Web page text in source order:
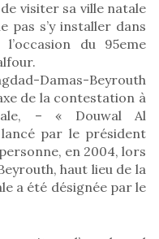
visiter sa ville natale
pas s’y installer dans
du 95eme
Damas-Beyrouth
de la contestation à
– « Douwal Al
par le président
en 2004, lors
haut lieu de la
a été désignée par le